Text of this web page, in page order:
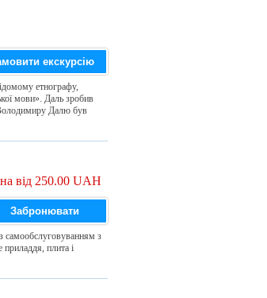
екскурсію
етнографу,
мови». Даль зробив
Далю був
від 250.00 UAH
Забронювати
самообслуговуванням з
плита і